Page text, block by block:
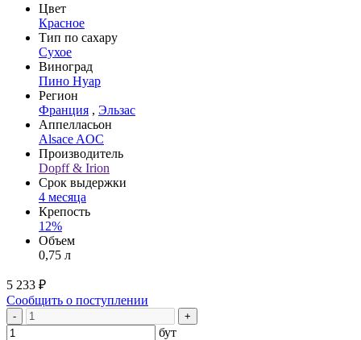
Цвет
Красное
Тип по сахару
Сухое
Виноград
Пино Нуар
Регион
Франция , Эльзас
Аппелласьон
Alsace AOC
Производитель
Dopff & Irion
Срок выдержки
4 месяца
Крепость
12%
Объем
0,75 л
5 233 ₽
Сообщить о поступлении
- +
бут